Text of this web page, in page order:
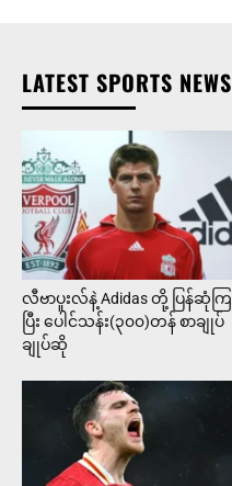
LATEST SPORTS NEWS
လီဗာပူးလ်နဲ့ Adidas တို့ ပြန်ဆုံကြ
ပြီး ပေါင်သန်း(၃၀၀)တန် စာချုပ်
ချုပ်ဆို